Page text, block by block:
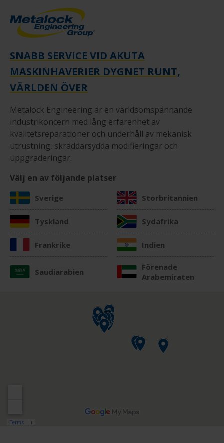
SNABB SERVICE VID AKUTA
MASKINHAVERIER DYGNET RUNT,
VÄRLDEN ÖVER
Metalock Engineering är en världsomspännande
industrikoncern med lång erfarenhet av
kvalitetsreparationer och underhåll av mekanisk
utrustning, skräddarsydda modifieringar och
uppgraderingar.
Välj en av följande platser
Sverige Storbritannien
Tyskland Sydafrika
Frankrike Indien
Saudiarabien
Förenade
Arabemiraten